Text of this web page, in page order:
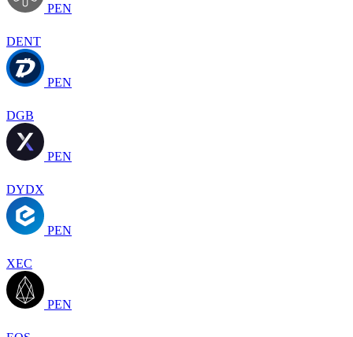
PEN
DENT
PEN
DGB
PEN
DYDX
PEN
XEC
PEN